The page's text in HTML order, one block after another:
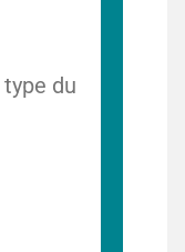
type du